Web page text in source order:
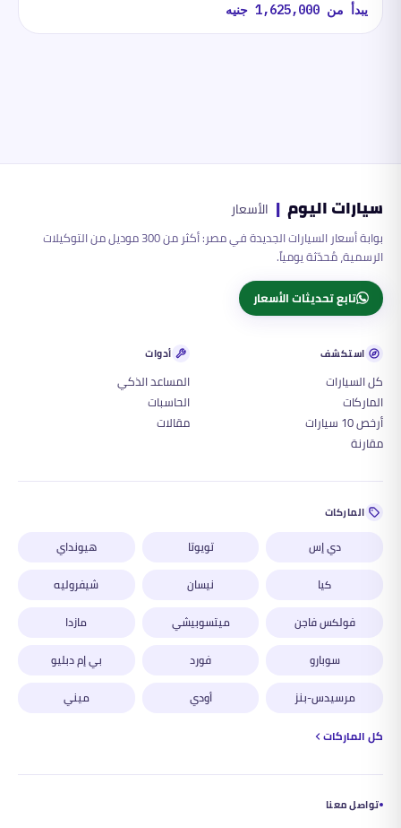
يبدأ من 1,625,000 جنيه
سيارات اليوم | الأسعار
بوابة أسعار السيارات الجديدة في مصر: أكثر من 300 موديل من التوكيلات
الرسمية، مُحدّثة يومياً.
تابع تحديثات الأسعار
استكشف
كل السيارات
الماركات
أرخص 10 سيارات
مقارنة
أدوات
المساعد الذكي
الحاسبات
مقالات
الماركات
دي إس تويوتا
هيونداي
كيا
نيسان
شيفروليه
فولكس فاجن
ميتسوبيشي
مازدا
سوبارو
فورد
بي إم دبليو
مرسيدس-بنز
أودي
ميني
كل الماركات
تواصل معنا